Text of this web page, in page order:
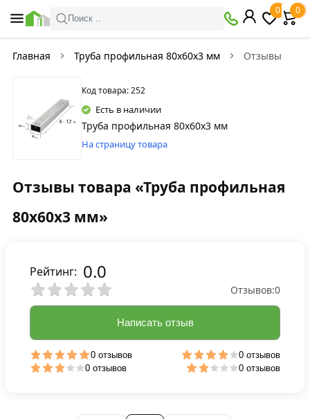
Поиск ..
0 0
Главная Труба профильная 80х60х3 мм Отзывы
Код товара: 252
Есть в наличии
Труба профильная 80х60х3 мм
На страницу товара
Отзывы товара «Труба профильная
80х60х3 мм»
Рейтинг: 0.0
Отзывов:0
Написать отзыв
0 отзывов
0 отзывов
0 отзывов
0 отзывов